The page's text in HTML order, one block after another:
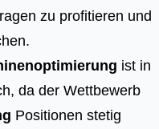
zu profitieren und
ist in
da der Wettbewerb
Positionen stetig